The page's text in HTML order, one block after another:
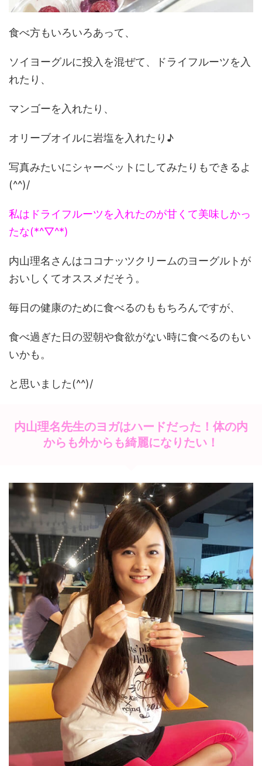
食べ方もいろいろあって、
ソイヨーグルに投入を混ぜて、ドライフルーツを入
れたり、
マンゴーを入れたり、
オリーブオイルに岩塩を入れたり♪
写真みたいにシャーベットにしてみたりもできるよ
(^^)/
私はドライフルーツを入れたのが甘くて美味しかっ
たな(*^▽^*)
内山理名さんはココナッツクリームのヨーグルトが
おいしくてオススメだそう。
毎日の健康のために食べるのももちろんですが、
食べ過ぎた日の翌朝や食欲がない時に食べるのもい
いかも。
と思いました(^^)/
内山理名先生のヨガはハードだった！体の内
からも外からも綺麗になりたい！